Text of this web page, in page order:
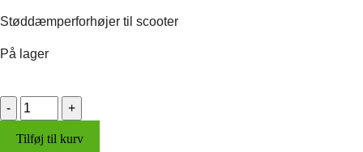
var:
er:
Støddæmperforhøjer til scooter
På lager
Støddæmperforhøjer
40mm
(rød)
Tilføj til kurv